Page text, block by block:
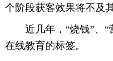
个阶段获客效果将不及
近几年，“烧钱”、“
在线教育的标签。